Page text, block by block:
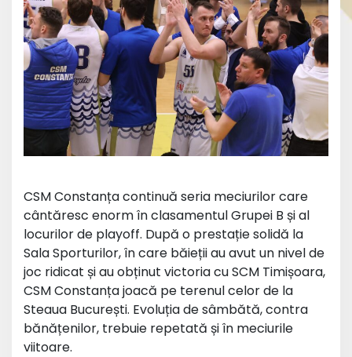
CSM Constanța continuă seria meciurilor care
cântăresc enorm în clasamentul Grupei B și al
locurilor de playoff. După o prestație solidă la
Sala Sporturilor, în care băieții au avut un nivel de
joc ridicat și au obținut victoria cu SCM Timișoara,
CSM Constanța joacă pe terenul celor de la
Steaua București. Evoluția de sâmbătă, contra
bănățenilor, trebuie repetată și în meciurile
viitoare.